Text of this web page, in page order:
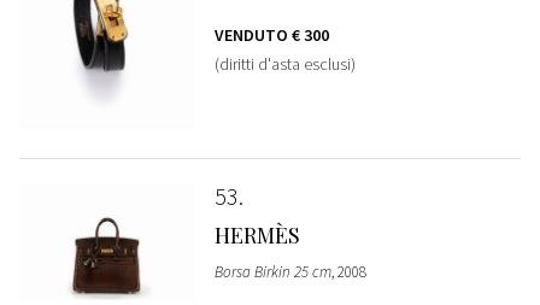
VENDUTO € 300
(diritti d'asta esclusi)
53
HERMÈS
Borsa Birkin 25 cm, 2008